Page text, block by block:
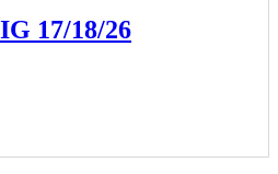
17/18/26